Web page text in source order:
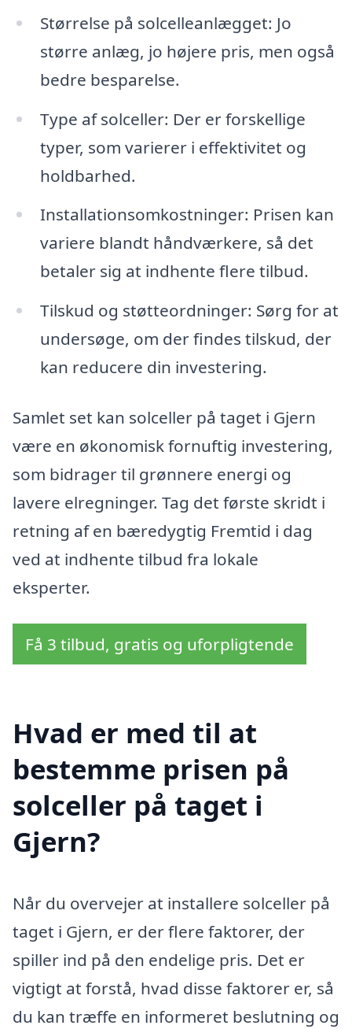
Størrelse på solcelleanlægget: Jo
større anlæg, jo højere pris, men også
bedre besparelse.
Type af solceller: Der er forskellige
typer, som varierer i effektivitet og
holdbarhed.
Installationsomkostninger: Prisen kan
variere blandt håndværkere, så det
betaler sig at indhente flere tilbud.
Tilskud og støtteordninger: Sørg for at
undersøge, om der findes tilskud, der
kan reducere din investering.
Samlet set kan solceller på taget i Gjern
være en økonomisk fornuftig investering,
som bidrager til grønnere energi og
lavere elregninger. Tag det første skridt i
retning af en bæredygtig Fremtid i dag
ved at indhente tilbud fra lokale
eksperter.
Få 3 tilbud, gratis og uforpligtende
Hvad er med til at
bestemme prisen på
solceller på taget i
Gjern?
Når du overvejer at installere solceller på
taget i Gjern, er der flere faktorer, der
spiller ind på den endelige pris. Det er
vigtigt at forstå, hvad disse faktorer er, så
du kan træffe en informeret beslutning og